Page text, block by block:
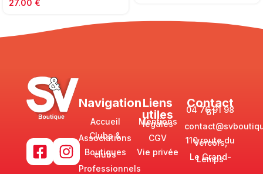
27.00 €
Navigation
Accueil
Clubs &
Associations
Boutiques
clubs
Professionnels
Liens
utiles
Mentions
légales
CGV
Vie privée
Contact
04 76 91 98
61
110 route du
Vercors,
Le Grand-
Lemps